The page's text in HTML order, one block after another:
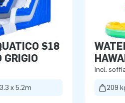
S18
GRIGIO
x 5.2m
Incl.
209